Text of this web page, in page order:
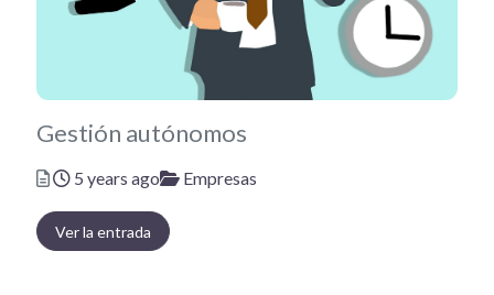
Gestión autónomos
Posted
5 years ago Categories
Empresas
Ver la entrada